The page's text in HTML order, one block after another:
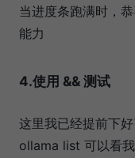
当进度条跑满时，
能力
4.使用 && 测试
这里我已经提前下
ollama list 可以看